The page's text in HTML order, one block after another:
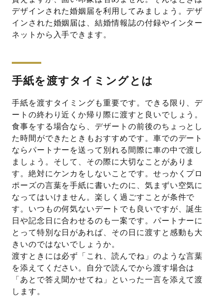
デザインされた婚姻届を利用してみましょう。デザ
インされた婚姻届は、結婚情報誌の付録やインター
ネットから入手できます。
手紙を渡すタイミングとは
手紙を渡すタイミングも重要です。できる限り、デ
ートの終わり近くか帰り際に渡すと良いでしょう。
食事をする場合なら、デザートの前後のちょっとし
た時間ができたときもおすすめです。車でのデート
ならパートナーを送って別れる間際に車の中で渡し
ましょう。そして、その際に大切なことがありま
す。絶対にケンカをしないことです。せっかくプロ
ポーズの言葉を手紙に書いたのに、気まずい空気に
なってはいけません。楽しく過ごすことが条件で
す。いつもの何気ないデートでも良いですが、誕生
日や記念日に合わせるのも一案です。パートナーに
とって特別な日があれば、その日に渡すと感動も大
きいのではないでしょうか。
渡すときには必ず「これ、読んでね」のような言葉
を添えてください。自分で読んでから渡す場合は
「あとで答え聞かせてね」といった一言を添えて渡
します。